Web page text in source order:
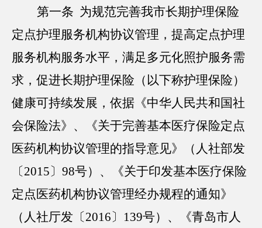
第一条 为规范完善我市长期护理保险
定点护理服务机构协议管理，提高定点护理
服务机构服务水平，满足多元化照护服务需
求，促进长期护理保险（以下称护理保险）
健康可持续发展，依据《中华人民共和国社
会保险法》、《关于完善基本医疗保险定点
医药机构协议管理的指导意见》（人社部发
〔2015〕98号）、《关于印发基本医疗保险
定点医药机构协议管理经办规程的通知》
（人社厅发〔2016〕139号）、《青岛市人